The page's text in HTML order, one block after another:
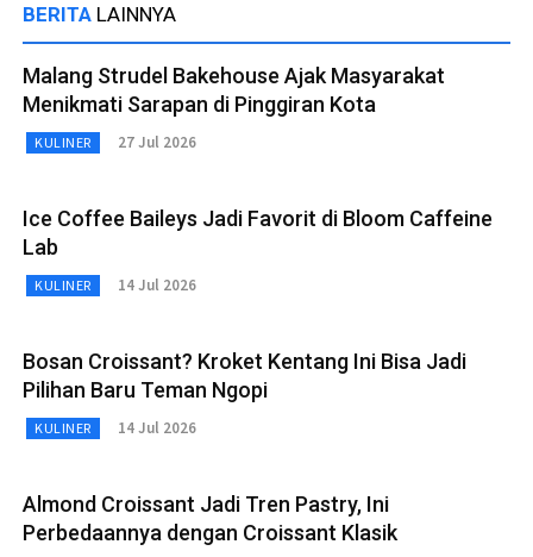
BERITA LAINNYA
Malang Strudel Bakehouse Ajak Masyarakat
Menikmati Sarapan di Pinggiran Kota
KULINER 27 Jul 2026
Ice Coffee Baileys Jadi Favorit di Bloom Caffeine
Lab
KULINER 14 Jul 2026
Bosan Croissant? Kroket Kentang Ini Bisa Jadi
Pilihan Baru Teman Ngopi
KULINER 14 Jul 2026
Almond Croissant Jadi Tren Pastry, Ini
Perbedaannya dengan Croissant Klasik